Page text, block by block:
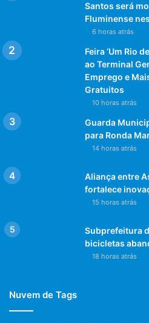
Santos será
Fluminense
6 horas atrás
Feira ‘Um Rio
ao Terminal
Emprego e
Gratuitos
10 horas atrás
Guarda
para Ronda
14 horas atrás
Aliança entre
fortalece
15 horas atrás
Subprefeitura
bicicletas
18 horas atrás
Nuvem de Tags